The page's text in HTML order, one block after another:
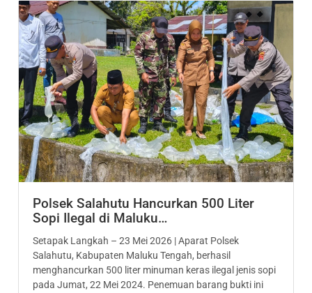
Polsek Salahutu Hancurkan 500 Liter
Sopi Ilegal di Maluku…
Setapak Langkah – 23 Mei 2026 | Aparat Polsek
Salahutu, Kabupaten Maluku Tengah, berhasil
menghancurkan 500 liter minuman keras ilegal jenis sopi
pada Jumat, 22 Mei 2024. Penemuan barang bukti ini